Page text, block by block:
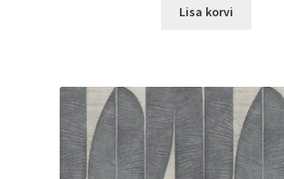
Lisa korvi